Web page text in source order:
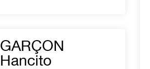
GARÇON
Hancito